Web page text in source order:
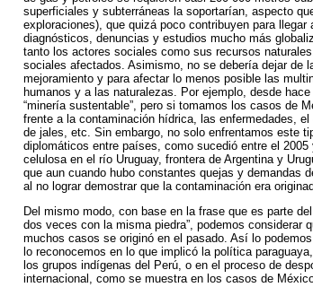
superficiales y subterráneas la soportarían, aspecto
exploraciones), que quizá poco contribuyen para
diagnósticos, denuncias y estudios mucho más
tanto los actores sociales como sus recursos
sociales afectados. Asimismo, no se debería dejar de
mejoramiento y para afectar lo menos posible las
humanos y a las naturalezas. Por ejemplo, desde
“minería sustentable”, pero si tomamos los casos de
frente a la contaminación hídrica, las enfermedades,
de jales, etc. Sin embargo, no solo enfrentamos este
diplomáticos entre países, como sucedió entre el
celulosa en el río Uruguay, frontera de Argentina y
que aun cuando hubo constantes quejas y demandas
al no lograr demostrar que la contaminación era
Del mismo modo, con base en la frase que es parte
dos veces con la misma piedra”, podemos considerar
muchos casos se originó en el pasado. Así lo
lo reconocemos en lo que implicó la política
los grupos indígenas del Perú, o en el proceso de
internacional, como se muestra en los casos de